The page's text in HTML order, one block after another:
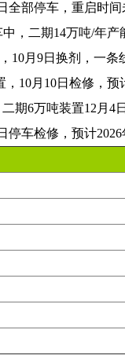
全部停车，重启时
，二期14万吨/年
10月9日换剂，一
10月10日检修，
期6万吨装置12月4
车检修，预计2026